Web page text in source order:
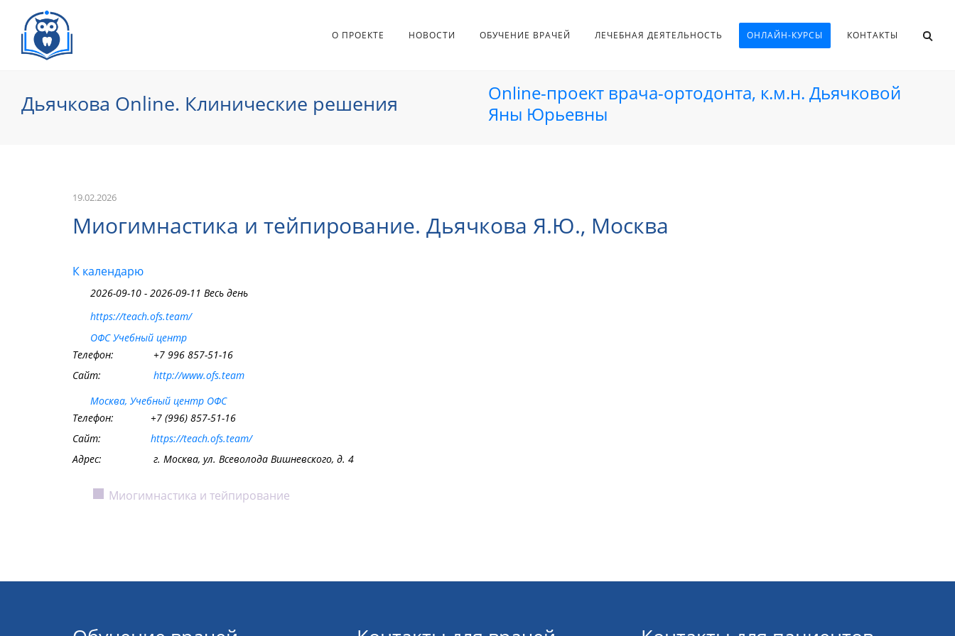
О ПРОЕКТЕ НОВОСТИ ОБУЧЕНИЕ ВРАЧЕЙ ЛЕЧЕБНАЯ ДЕЯТЕЛЬНОСТЬ ОНЛАЙН-КУРСЫ КОНТАКТЫ
Дьячкова Online. Клинические решения
Online-проект врача-ортодонта, к.м.н. Дьячковой
Яны Юрьевны
19.02.2026
Миогимнастика и тейпирование. Дьячкова Я.Ю., Москва
К календарю
2026-09-10 - 2026-09-11 Весь день
https://teach.ofs.team/
ОФС Учебный центр
Телефон:
+7 996 857-51-16
Сайт:
http://www.ofs.team
Москва, Учебный центр ОФС
Телефон:
+7 (996) 857-51-16
Сайт:
https://teach.ofs.team/
Адрес:
г. Москва, ул. Всеволода Вишневского, д. 4
Миогимнастика и тейпирование